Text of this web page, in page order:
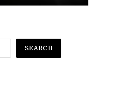
SEARCH